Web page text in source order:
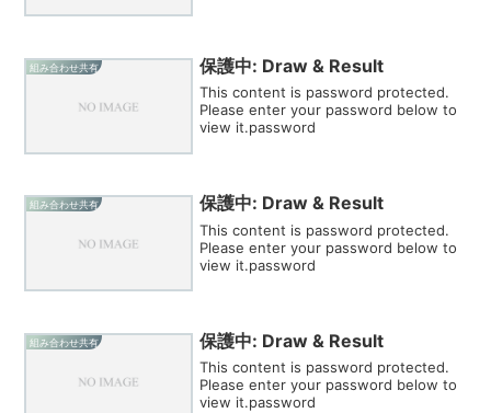
組み合わせ共有 保護中: Draw & Result
This content is password protected.
Please enter your password below to
view it.password
組み合わせ共有 保護中: Draw & Result
This content is password protected.
Please enter your password below to
view it.password
組み合わせ共有 保護中: Draw & Result
This content is password protected.
Please enter your password below to
view it.password